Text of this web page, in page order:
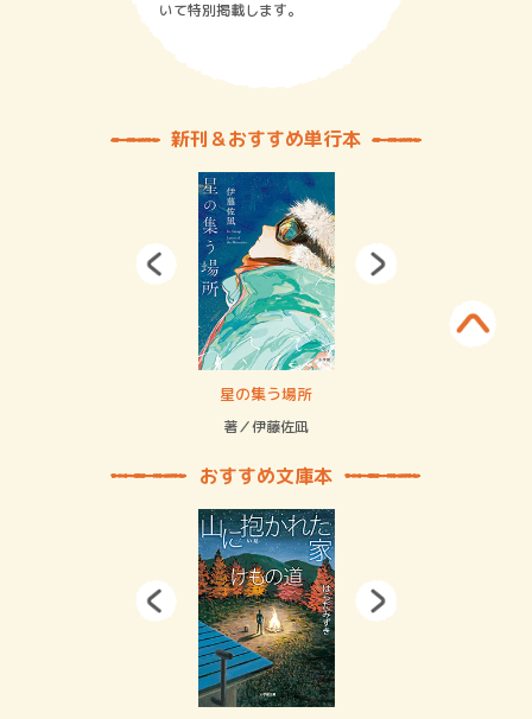
いて特別掲載します。
新刊＆おすすめ単行本
星の集う場所
著／伊藤佐凪
おすすめ文庫本